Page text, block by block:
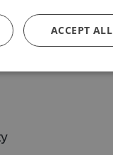
ACCEPT ALL